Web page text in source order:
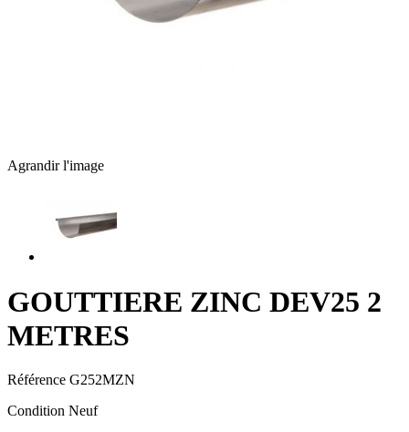
Agrandir l'image
GOUTTIERE ZINC DEV25 2
METRES
Référence G252MZN
Condition Neuf